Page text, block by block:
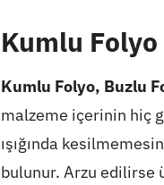
Kumlu
Kumlu Folyo, Buzlu
malzeme içerinin hiç
ışığında
bulunur. Arzu edilirse